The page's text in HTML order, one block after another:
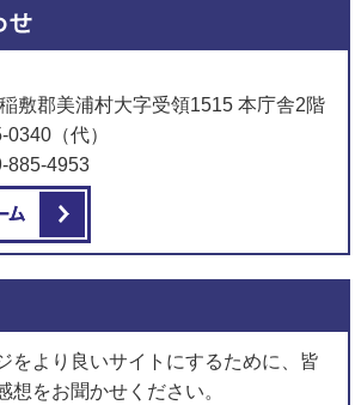
敷郡美浦村大字受領1515 本庁舎2階
（代）
885-4953
をより良いサイトにするために、皆
想をお聞かせください。